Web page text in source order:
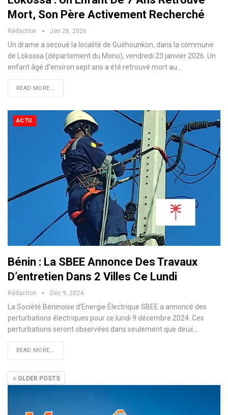
Mort, Son Père Activement Recherché
Rédaction Jan 26, 2026
Un drame a secoué la localité de Guéhounkon, dans la commune
de Lokossa (département du Mono), vendredi 23 janvier 2026. Un
enfant âgé d'environ sept ans a été retrouvé mort au…
READ MORE...
ACTU
Bénin : La SBEE Annonce Des Travaux
D’entretien Dans 2 Villes Ce Lundi
Rédaction Déc 9, 2024
La Société Béninoise d’Energie Électrique SBEE a annoncé des
perturbations électriques pour ce lundi 9 décembre 2024. Ces
perturbations seront observées dans seulement que deux…
READ MORE...
OLDER POSTS